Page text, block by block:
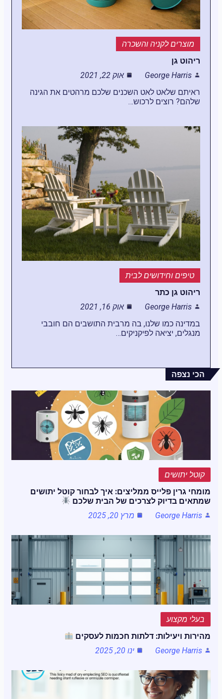
מוצרים לקניה והשכרה
ריהוט גן
George Harris
אוק 22, 2021
ראיתם שלאט לאט השכנים שלכם מרהטים את הגינה
שלהם? רוצים לרכוש…
טיפים וחידושים לבית
ריהוט גן כתר
George Harris
אוק 16, 2021
במדינה כמו שלנו, בה מרבית התושבים הם חובבי
מנגלים, יציאה לפיקניקים…
הכי נצפה
קוטל יתושים
מומחי גרין פלייס ממליצים: איך לבחור קוטל יתושים
שמתאים בדיוק לצרכים של הבית שלכם
George Harris
מרץ 20, 2025
בעלי מקצוע
מהירות ויעילות: דלתות חכמות לעסקים
George Harris
ינו 20, 2025